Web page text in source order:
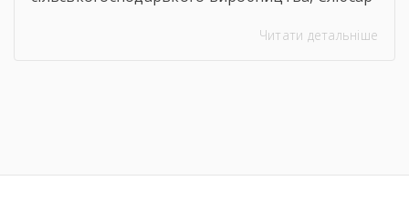
устаткування, водій автотранспортних
Читати детальніше